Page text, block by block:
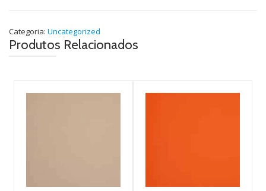
Categoria: Uncategorized
Produtos Relacionados